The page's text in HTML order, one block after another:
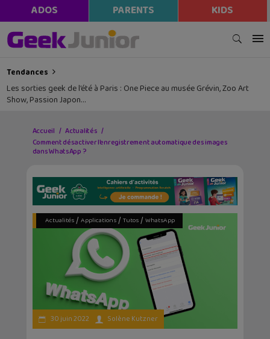
ADOS PARENTS KIDS
Tendances
Les sorties geek de l’été à Paris : One Piece au musée Grévin, Zoo Art
Show, Passion Japon…
Accueil
Actualités
Comment désactiver l’enregistrement automatique des images
dans WhatsApp ?
Actualités/ Applications/ Tutos/ WhatsApp
30 juin 2022 Solène Kutzner